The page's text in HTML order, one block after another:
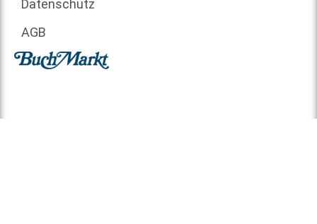
Datenschutz
AGB